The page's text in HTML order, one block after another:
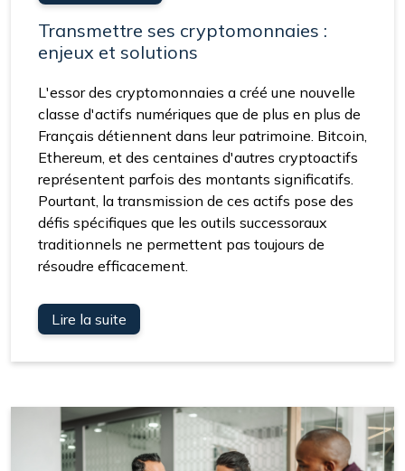
Transmettre ses cryptomonnaies :
enjeux et solutions
L'essor des cryptomonnaies a créé une nouvelle
classe d'actifs numériques que de plus en plus de
Français détiennent dans leur patrimoine. Bitcoin,
Ethereum, et des centaines d'autres cryptoactifs
représentent parfois des montants significatifs.
Pourtant, la transmission de ces actifs pose des
défis spécifiques que les outils successoraux
traditionnels ne permettent pas toujours de
résoudre efficacement.
Lire la suite